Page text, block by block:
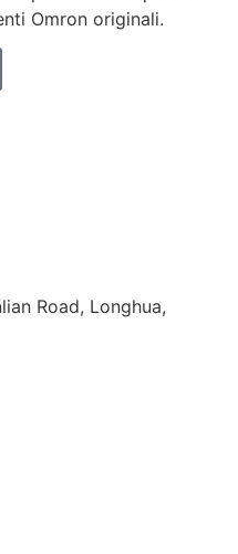
Omron originali.
Road, Longhua,